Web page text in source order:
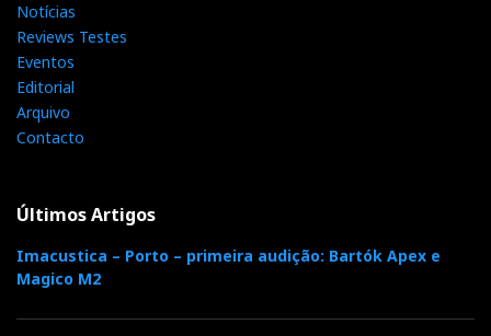
Notícias
Reviews Testes
Eventos
Editorial
Arquivo
Contacto
Últimos Artigos
Imacustica – Porto – primeira audição: Bartók Apex e
Magico M2